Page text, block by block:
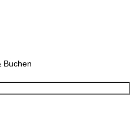
Buchen